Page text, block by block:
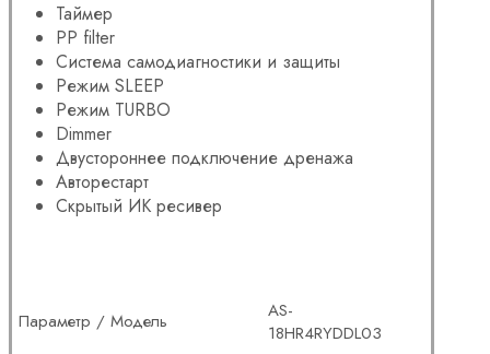
Таймер
PP filter
Система самодиагностики и защиты
Режим SLEEP
Режим TURBO
Dimmer
Двустороннее подключение дренажа
Авторестарт
Скрытый ИК ресивер
Параметр / Модель
AS-
18HR4RYDDL03